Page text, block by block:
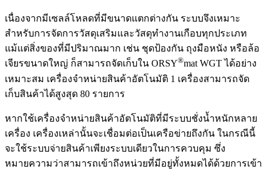
เนื่องจากมีเซลล์โหลดที่มีขนาดแตกต่างกัน ระบบจึงเหมาะ
สำหรับการจัดการวัสดุเสริมและวัสดุทำงานเกือบทุกประเภท
แม้แต่สิ่งของที่มีปริมาณมาก เช่น ชุดป้องกัน ถุงมือหนัง หรือล้อ
เจียรขนาดใหญ่ ก็สามารถจัดเก็บใน ORSY®mat WGT ได้อย่าง
เหมาะสม เครื่องจำหน่ายสินค้าอัตโนมัติ 1 เครื่องสามารถจัด
เก็บสินค้าได้สูงสุด 80 รายการ
หากใช้เครื่องจำหน่ายสินค้าอัตโนมัติที่มีระบบชั่งน้ำหนักหลาย
เครื่อง เครื่องเหล่านั้นจะเชื่อมต่อเป็นเครือข่ายถึงกัน ในกรณีนี้
จะใช้ระบบจ่ายสินค้าเพียงระบบเดียวในการควบคุม ซึ่ง
หมายความว่าสามารถเข้าถึงหน่วยที่มีอยู่ทั้งหมดได้ด้วยการเข้า